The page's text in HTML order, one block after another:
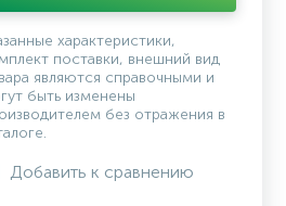
характеристики,
поставки, внешний вид
являются справочными и
быть изменены
без отражения в
Добавить к сравнению